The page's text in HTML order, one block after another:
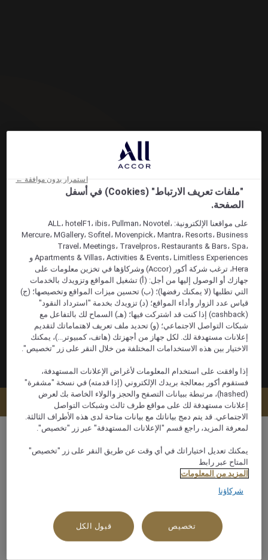
عرض التوافر
"ملفات تعريف الارتباط" (Cookies) في أسفل
الصفحة.
على مواقعنا الإلكترونية: ALL، hotelF1، ibis، Pullman، Novotel،
Mercure، MGallery، Sofitel، Movenpick، Mantra، Resorts، Business
Travel، Meetings، Travelpros، Restaurants & Bars، Spa،
Apartments & Villas، Activities & Events، Limitless Experiences و
Hera، ترغب شركة أكور (Accor) وشركاؤها في تخزين معلومات على
جهازك أو الوصول إليها من أجل: (أ) تشغيل المواقع وتزويدك بالخدمات
التي تطلبها (لا يمكنك رفضها)؛ (ب) تحسين ميزات المواقع وتخصيصها؛ (ج)
قياس عدد الزوار وأداء المواقع؛ (د) تزويدك بخدمة "استرداد النقود"
(cashback) إذا كنت قد اشتركت فيها؛ (هـ) السماح لك بالتفاعل مع
شبكات التواصل الاجتماعي؛ (و) تحديد ملف تعريف لاهتماماتك لتقديم
إعلانات مستهدفة لك. لكل جهاز من أجهزتك (هاتف، كمبيوتر...)، يمكنك
الاختيار بين هذه الاستخدامات المختلفة من خلال النقر على زر "تخصيص".
إذا وافقت على استخدام المعلومات لأغراض الإعلانات المستهدفة،
فستقوم أكور بمعالجة بريدك الإلكتروني (إذا قدمته) في نسخة "مشفرة"
(hashed)، مرتبطة ببيانات التصفح والحجز والولاء الخاصة بك لعرض
إعلانات مستهدفة لك على مواقع طرف ثالث وشبكات التواصل
الاجتماعي. قد يتم دمج بياناتك مع بيانات متاحة لدى هذه الأطراف الثالثة.
لمعرفة المزيد، راجع قسم "الإعلانات المستهدفة" عبر زر "تخصيص".
يمكنك تعديل اختياراتك في أي وقت عن طريق النقر على زر "تخصيص"
المتاح عبر رابط
المزيد من المعلومات
شركاؤنا
تخصيص قبول الكل
استمرار بدون موافقة ←